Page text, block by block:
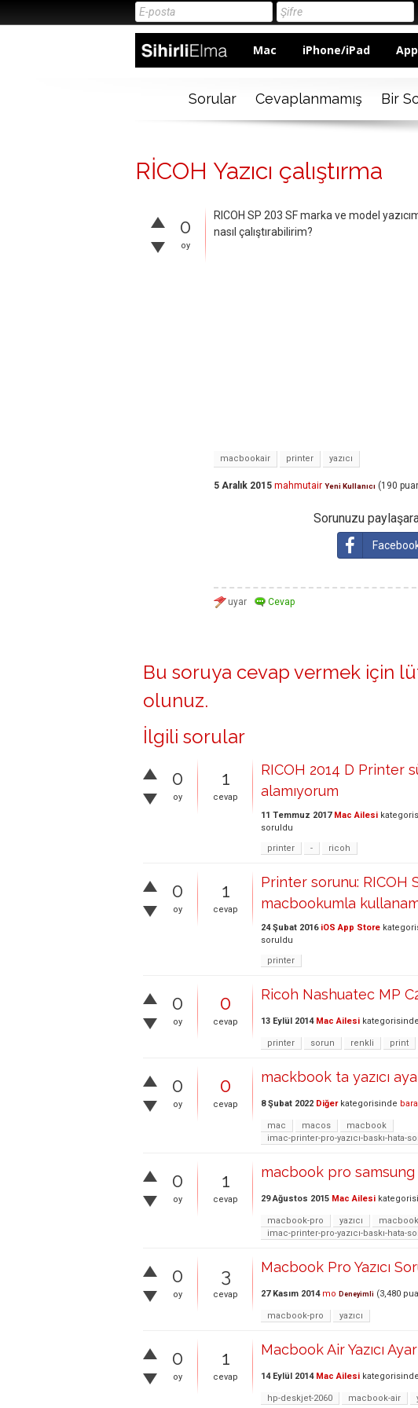
Mac iPhone/iPad
Sorular Cevaplanmamış Bir
RİCOH Yazıcı çalıştırma
0
oy
RICOH SP 203 SF marka ve model
nasıl çalıştırabilirim?
macbookair printer yazıcı
5 Aralık 2015 mahmutair Yeni Kullanıcı (190
Sorunuzu
Bu soruya cevap vermek için
olunuz.
İlgili sorular
0
oy
1
cevap
RICOH 2014 D Printer
alamıyorum
11 Temmuz 2017 Mac Ailesi
soruldu
printer
- ricoh
0
oy
1
cevap
Printer sorunu: RICOH
macbookumla
24 Şubat 2016 iOS App Store
soruldu
printer
0
oy
0
cevap
Ricoh Nashuatec MP
13 Eylül 2014 Mac Ailesi kategorisinde
printer sorun renkli print
0
oy
0
cevap
mackbook ta yazıcı
8 Şubat 2022 Diğerkategorisinde
mac macos
macbook
imac-printer-pro-yazıcı-baskı-hata-
0
oy
1
cevap
macbook pro samsung
29 Ağustos 2015 Mac Ailesi
macbook-pro yazıcı macbook
imac-printer-pro-yazıcı-baskı-hata-
0
oy
3
cevap
Macbook Pro Yazıcı
27 Kasım 2014 mo Deneyimli (3,480
macbook-pro yazıcı
0
oy
1
cevap
Macbook Air Yazıcı
14 Eylül 2014 Mac Ailesi kategorisinde
hp-deskjet-2060 macbook-air